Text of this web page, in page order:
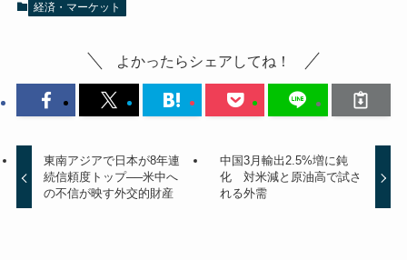
経済・マーケット
よかったらシェアしてね！
東南アジアで日本が8年連
続信頼度トップ──米中へ
の不信が映す外交的財産
中国3月輸出2.5%増に鈍
化 対米減と原油高で試さ
れる外需